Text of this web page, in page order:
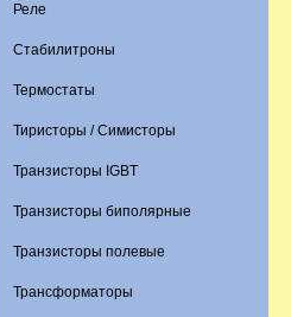
Реле
Стабилитроны
Термостаты
Тиристоры / Симисторы
Транзисторы IGBT
Транзисторы биполярные
Транзисторы полевые
Трансформаторы